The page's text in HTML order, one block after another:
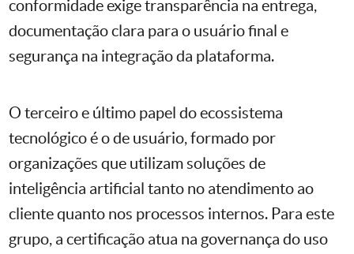
conformidade exige transparência na entrega,
documentação clara para o usuário final e
segurança na integração da plataforma.
O terceiro e último papel do ecossistema
tecnológico é o de usuário, formado por
organizações que utilizam soluções de
inteligência artificial tanto no atendimento ao
cliente quanto nos processos internos. Para este
grupo, a certificação atua na governança do uso